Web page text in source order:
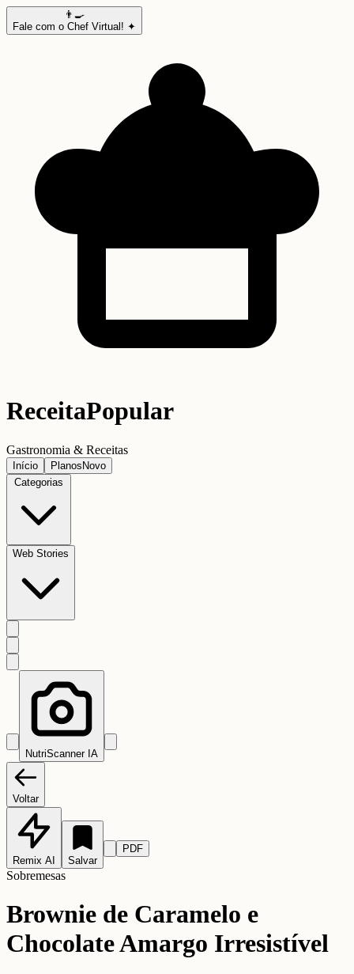
👨‍🍳
Fale com o Chef Virtual! ✦
ReceitaPopular
Gastronomia & Receitas
Início Planos Novo
Categorias
Web Stories
NutriScanner IA
Voltar
Remix AI Salvar
PDF
Sobremesas
Brownie de Caramelo e
Chocolate Amargo Irresistível